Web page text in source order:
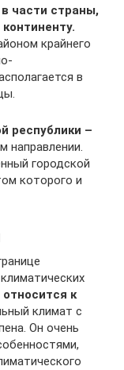
части страны,
крайнего
в
республики –
направлении.
городской
которого и
к
климат с
Он очень